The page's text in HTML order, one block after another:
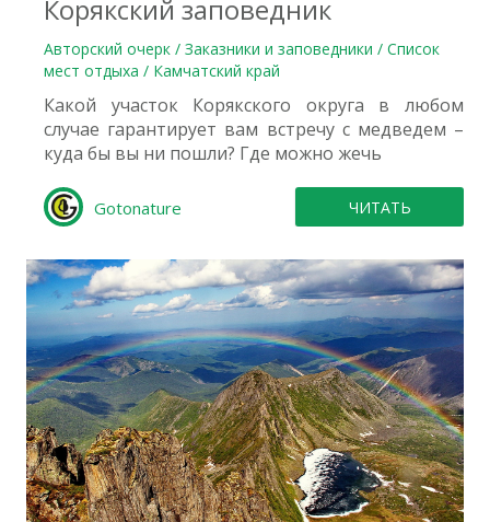
Корякский заповедник
Авторский очерк / Заказники и заповедники / Список
мест отдыха / Камчатский край
Какой участок Корякского округа в любом
случае гарантирует вам встречу с медведем –
куда бы вы ни пошли? Где можно жечь
Gotonature ЧИТАТЬ
0